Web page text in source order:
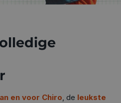
en voor Chiro, de leukste